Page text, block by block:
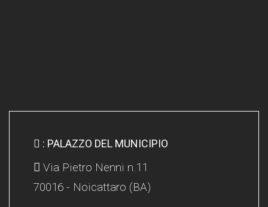
: PALAZZO DEL MUNICIPIO
Via Pietro Nenni n.11
70016 - Noicattaro (BA)